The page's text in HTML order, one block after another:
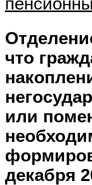
что
или
декабря